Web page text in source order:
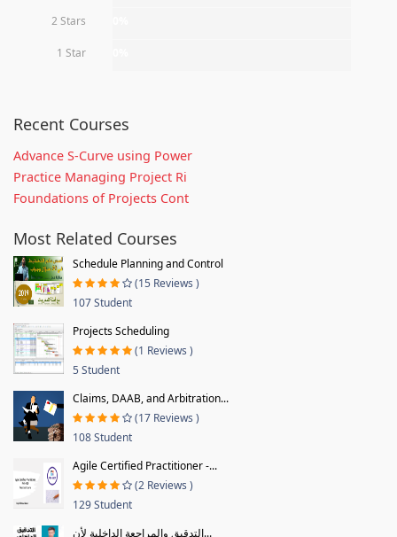
2 Stars
1 Star
Recent Courses
Advance S-Curve using Power
Practice Managing Project Ri
Foundations of Projects Cont
Most Related Courses
Schedule Planning and Control
(15 Reviews )
107 Student
Projects Scheduling
(1 Reviews )
5 Student
Claims, DAAB, and Arbitration...
(17 Reviews )
108 Student
Agile Certified Practitioner -...
(2 Reviews )
129 Student
التدقيق والمراجعة الداخلية لأن...